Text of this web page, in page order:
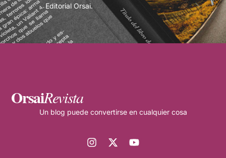
Editorial Orsai.
OrsaiRevista
Un blog puede convertirse en cualquier cosa